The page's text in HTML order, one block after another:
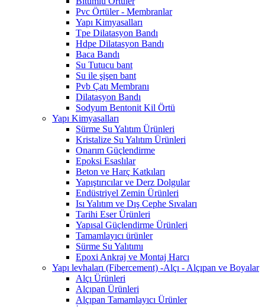
Pvc Örtüler - Membranlar
Yapı Kimyasalları
Tpe Dilatasyon Bandı
Hdpe Dilatasyon Bandı
Baca Bandı
Su Tutucu bant
Su ile şişen bant
Pvb Çatı Membranı
Dilatasyon Bandı
Sodyum Bentonit Kil Örtü
Yapı Kimyasalları
Sürme Su Yalıtım Ürünleri
Kristalize Su Yalıtım Ürünleri
Onarım Güçlendirme
Epoksi Esaslılar
Beton ve Harç Katkıları
Yapıştırıcılar ve Derz Dolgular
Endüstriyel Zemin Ürünleri
Isı Yalıtım ve Dış Cephe Sıvaları
Tarihi Eser Ürünleri
Yapısal Güçlendirme Ürünleri
Tamamlayıcı ürünler
Sürme Su Yalıtımı
Epoxi Ankraj ve Montaj Harcı
Yapı levhaları (Fibercement) -Alçı - Alçıpan ve Boyalar
Alçı Ürünleri
Alçıpan Ürünleri
Alçıpan Tamamlayıcı Ürünler